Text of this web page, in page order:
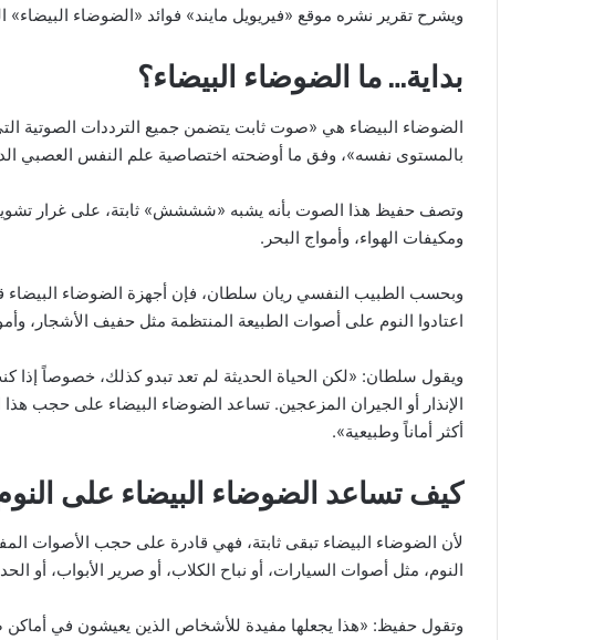
ويشرح تقرير نشره موقع «فيريويل مايند» فوائد «الضوضاء البيضاء»
بداية… ما الضوضاء البيضاء؟
الضوضاء البيضاء هي «صوت ثابت يتضمن جميع الترددات الصوتية
بالمستوى نفسه»، وفق ما أوضحته اختصاصية علم النفس العصبي
وتصف حفيظ هذا الصوت بأنه يشبه «شششش» ثابتة، على غرار
ومكيفات الهواء، وأمواج البحر.
وبحسب الطبيب النفسي ريان سلطان، فإن أجهزة الضوضاء البيضاء
اعتادوا النوم على أصوات الطبيعة المنتظمة مثل حفيف الأشجار،
ويقول سلطان: «لكن الحياة الحديثة لم تعد تبدو كذلك، خصوصاً
الإنذار أو الجيران المزعجين. تساعد الضوضاء البيضاء على حجب
أكثر أماناً وطبيعية».
كيف تساعد الضوضاء البيضاء على
لأن الضوضاء البيضاء تبقى ثابتة، فهي قادرة على حجب الأصوات
النوم، مثل أصوات السيارات، أو نباح الكلاب، أو صرير الأبواب، أو
وتقول حفيظ: «هذا يجعلها مفيدة للأشخاص الذين يعيشون في